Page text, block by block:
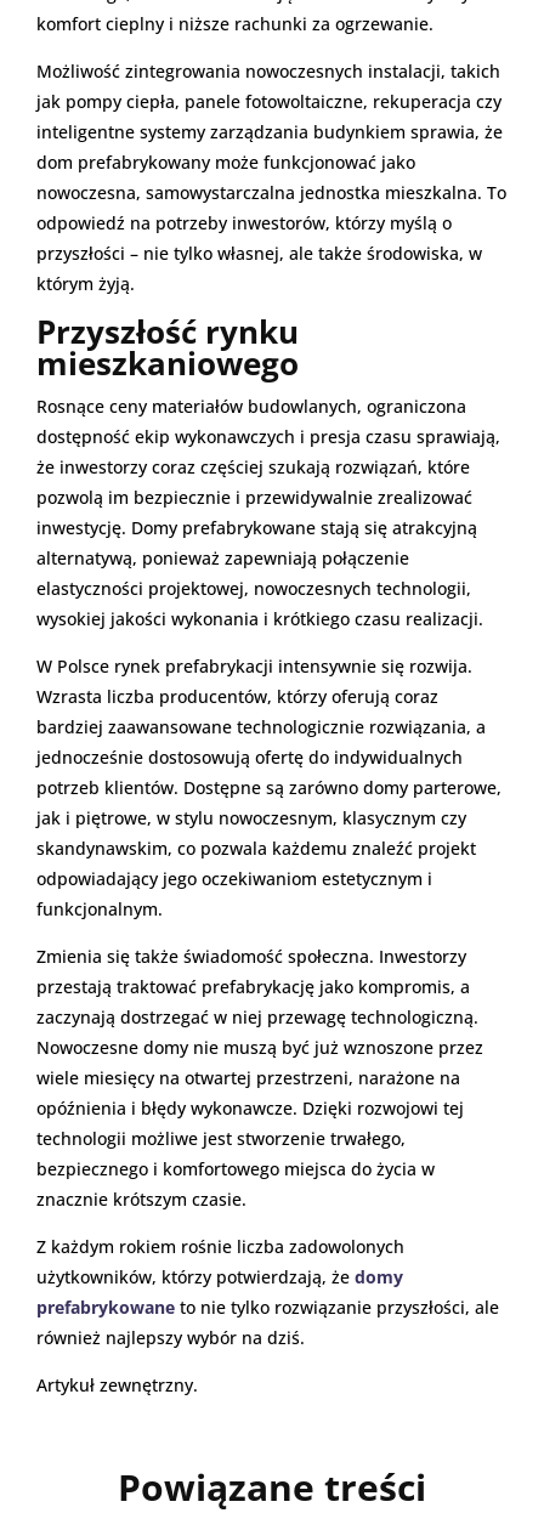
komfort cieplny i niższe rachunki za ogrzewanie.
Możliwość zintegrowania nowoczesnych instalacji, takich
jak pompy ciepła, panele fotowoltaiczne, rekuperacja czy
inteligentne systemy zarządzania budynkiem sprawia, że
dom prefabrykowany może funkcjonować jako
nowoczesna, samowystarczalna jednostka mieszkalna. To
odpowiedź na potrzeby inwestorów, którzy myślą o
przyszłości – nie tylko własnej, ale także środowiska, w
którym żyją.
Przyszłość rynku
mieszkaniowego
Rosnące ceny materiałów budowlanych, ograniczona
dostępność ekip wykonawczych i presja czasu sprawiają,
że inwestorzy coraz częściej szukają rozwiązań, które
pozwolą im bezpiecznie i przewidywalnie zrealizować
inwestycję. Domy prefabrykowane stają się atrakcyjną
alternatywą, ponieważ zapewniają połączenie
elastyczności projektowej, nowoczesnych technologii,
wysokiej jakości wykonania i krótkiego czasu realizacji.
W Polsce rynek prefabrykacji intensywnie się rozwija.
Wzrasta liczba producentów, którzy oferują coraz
bardziej zaawansowane technologicznie rozwiązania, a
jednocześnie dostosowują ofertę do indywidualnych
potrzeb klientów. Dostępne są zarówno domy parterowe,
jak i piętrowe, w stylu nowoczesnym, klasycznym czy
skandynawskim, co pozwala każdemu znaleźć projekt
odpowiadający jego oczekiwaniom estetycznym i
funkcjonalnym.
Zmienia się także świadomość społeczna. Inwestorzy
przestają traktować prefabrykację jako kompromis, a
zaczynają dostrzegać w niej przewagę technologiczną.
Nowoczesne domy nie muszą być już wznoszone przez
wiele miesięcy na otwartej przestrzeni, narażone na
opóźnienia i błędy wykonawcze. Dzięki rozwojowi tej
technologii możliwe jest stworzenie trwałego,
bezpiecznego i komfortowego miejsca do życia w
znacznie krótszym czasie.
Z każdym rokiem rośnie liczba zadowolonych
użytkowników, którzy potwierdzają, że domy
prefabrykowane to nie tylko rozwiązanie przyszłości, ale
również najlepszy wybór na dziś.
Artykuł zewnętrzny.
Powiązane treści